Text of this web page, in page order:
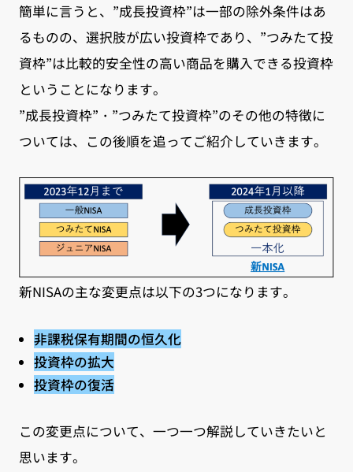
簡単に言うと、”成長投資枠”は一部の除外条件はあ
るものの、選択肢が広い投資枠であり、”つみたて投
資枠”は比較的安全性の高い商品を購入できる投資枠
ということになります。
”成長投資枠”・”つみたて投資枠”のその他の特徴に
ついては、この後順を追ってご紹介していきます。
新NISAの主な変更点は以下の3つになります。
非課税保有期間の恒久化
投資枠の拡大
投資枠の復活
この変更点について、一つ一つ解説していきたいと
思います。